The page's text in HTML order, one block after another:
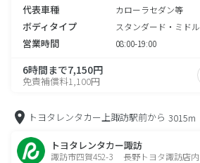
代表車種 カローラセダン等
ボディタイプ スタンダード・ミドル
営業時間 08:00-19:00
6時間まで7,150円
免責補償料1,100円
トヨタレンタカー上諏訪駅前から 3015m
トヨタレンタカー諏訪
諏訪市四賀452-3 長野トヨタ諏訪店内